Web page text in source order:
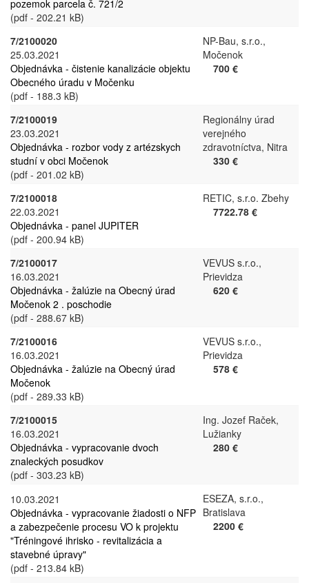
pozemok parcela č. 721/2
(pdf - 202.21 kB)
7/2100020
25.03.2021
Objednávka - čistenie kanalizácie objektu
Obecného úradu v Močenku
(pdf - 188.3 kB)
NP-Bau, s.r.o.,
Močenok
700 €
7/2100019
23.03.2021
Objednávka - rozbor vody z artézskych
studní v obci Močenok
(pdf - 201.02 kB)
Regionálny úrad
verejného
zdravotníctva, Nitra
330 €
7/2100018
22.03.2021
Objednávka - panel JUPITER
(pdf - 200.94 kB)
RETIC, s.r.o. Zbehy
7722.78 €
7/2100017
16.03.2021
Objednávka - žalúzie na Obecný úrad
Močenok 2 . poschodie
(pdf - 288.67 kB)
VEVUS s.r.o.,
Prievidza
620 €
7/2100016
16.03.2021
Objednávka - žalúzie na Obecný úrad
Močenok
(pdf - 289.33 kB)
VEVUS s.r.o.,
Prievidza
578 €
7/2100015
16.03.2021
Objednávka - vypracovanie dvoch
znaleckých posudkov
(pdf - 303.23 kB)
Ing. Jozef Raček,
Lužianky
280 €
10.03.2021
Objednávka - vypracovanie žiadosti o NFP
a zabezpečenie procesu VO k projektu
"Tréningové ihrisko - revitalizácia a
stavebné úpravy"
(pdf - 213.84 kB)
ESEZA, s.r.o.,
Bratislava
2200 €